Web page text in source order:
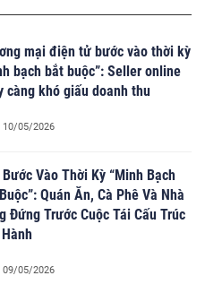
mại điện tử bước vào thời kỳ
bạch bắt buộc”: Seller online
càng khó giấu doanh thu
10/05/2026
Bước Vào Thời Kỳ “Minh Bạch
Quán Ăn, Cà Phê Và Nhà
Đứng Trước Cuộc Tái Cấu Trúc
09/05/2026